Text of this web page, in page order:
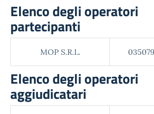
Elenco degli operatori
partecipanti
MOP S.R.L.
Elenco degli operatori
aggiudicatari